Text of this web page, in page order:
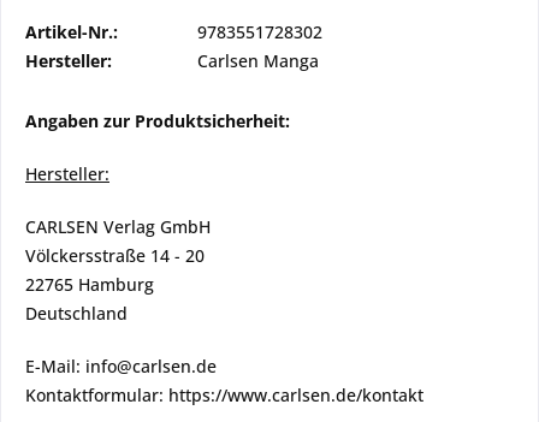
Artikel-Nr.:
9783551728302
Hersteller:
Carlsen Manga
Angaben zur Produktsicherheit:
Hersteller:
CARLSEN Verlag GmbH
Völckersstraße 14 - 20
22765 Hamburg
Deutschland
E-Mail: info@carlsen.de
Kontaktformular: https://www.carlsen.de/kontakt